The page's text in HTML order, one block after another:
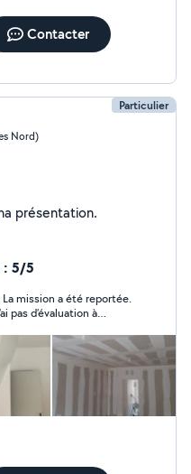
Contacter
Particulier
Nord)
Je n'ai pas encore renseigné ma présentation.
: 5/5